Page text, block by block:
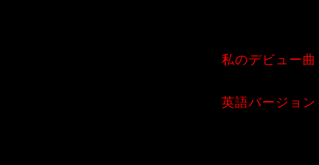
私のデビュー
英語バージョ